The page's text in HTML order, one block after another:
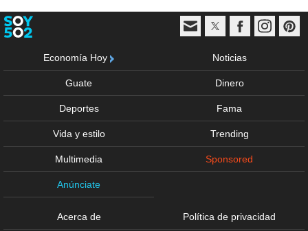
Economía Hoy Noticias
Guate Dinero
Deportes Fama
Vida y estilo Trending
Multimedia Sponsored
Anúnciate
Acerca de Política de privacidad